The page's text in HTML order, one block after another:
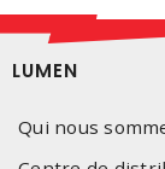
LUMEN
Qui nous